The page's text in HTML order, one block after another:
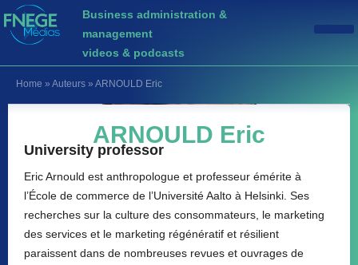
Business administration &
management
videos & podcasts
Home » Auteurs » ARNOULD Eric
ARNOULD Eric
University professor
Eric Arnould est anthropologue et professeur émérite à
l’École de commerce de l’Université Aalto à Helsinki. Ses
recherches sur la culture des consommateurs, le marketing
des services et le marketing régénératif et résilient
paraissent dans de nombreuses revues et ouvrages de